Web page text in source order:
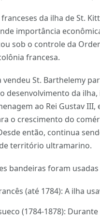
da ilha de St.
importância
sob o controle da
francesa.
vendeu St. Barthelemy
desenvolvimento da
ao Rei Gustav
o crescimento do
então, continua
território ultramarino.
bandeiras foram usadas
(até 1784): A ilha
(1784-1878):